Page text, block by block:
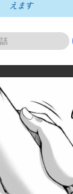
えます